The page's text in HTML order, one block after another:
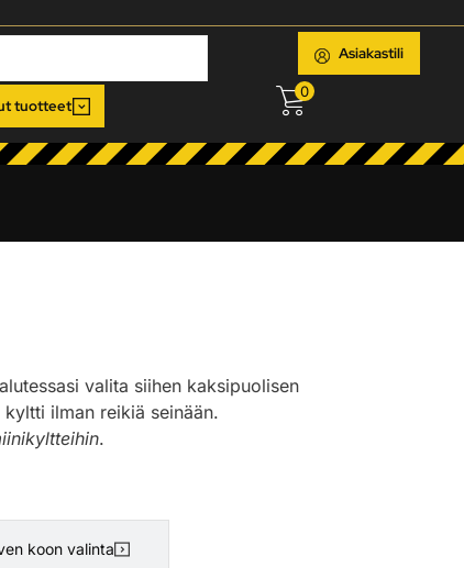
tuotteet
Asiakastili
0
valita siihen kaksipuolisen
ilman reikiä seinään.
.
koon valinta